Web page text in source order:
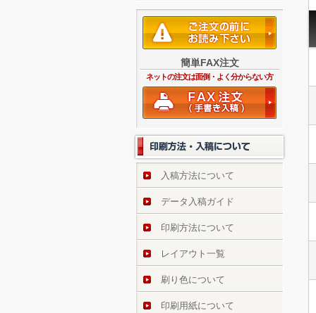
簡単FAX注文
ネットの注文は面倒・よく分からない方
入稿方法について
データ入稿ガイド
印刷方法について
レイアウト一覧
刷り色について
印刷用紙について